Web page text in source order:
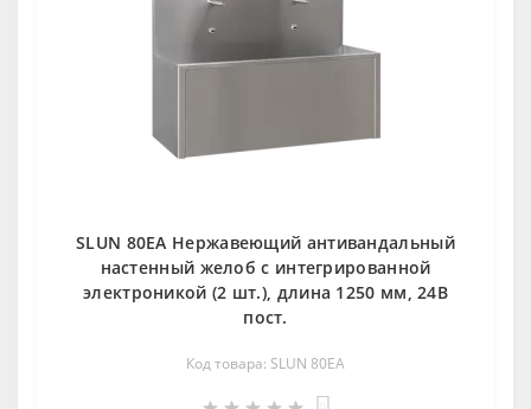
SLUN 80EA Нержавеющий антивандальный
настенный желоб с интегрированной
электроникой (2 шт.), длина 1250 мм, 24В
пост.
Код товара: SLUN 80EA